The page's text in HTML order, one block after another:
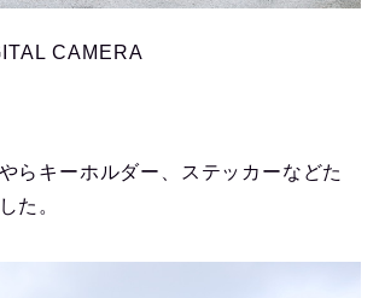
CAMERA
らキーホルダー、ステッカーなどた
た。